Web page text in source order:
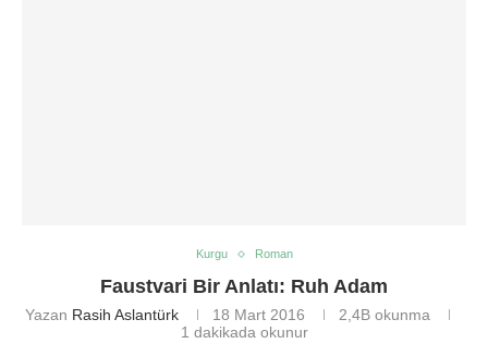
Kurgu Roman
Faustvari Bir Anlatı: Ruh Adam
Yazan Rasih Aslantürk 18 Mart 2016 2,4Bokunma
1 dakikada okunur